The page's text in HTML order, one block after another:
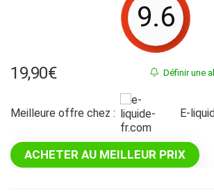
9.6
Définir une
19,90€
Meilleure offre chez : e-
ACHETER AU MEILLEUR PRIX